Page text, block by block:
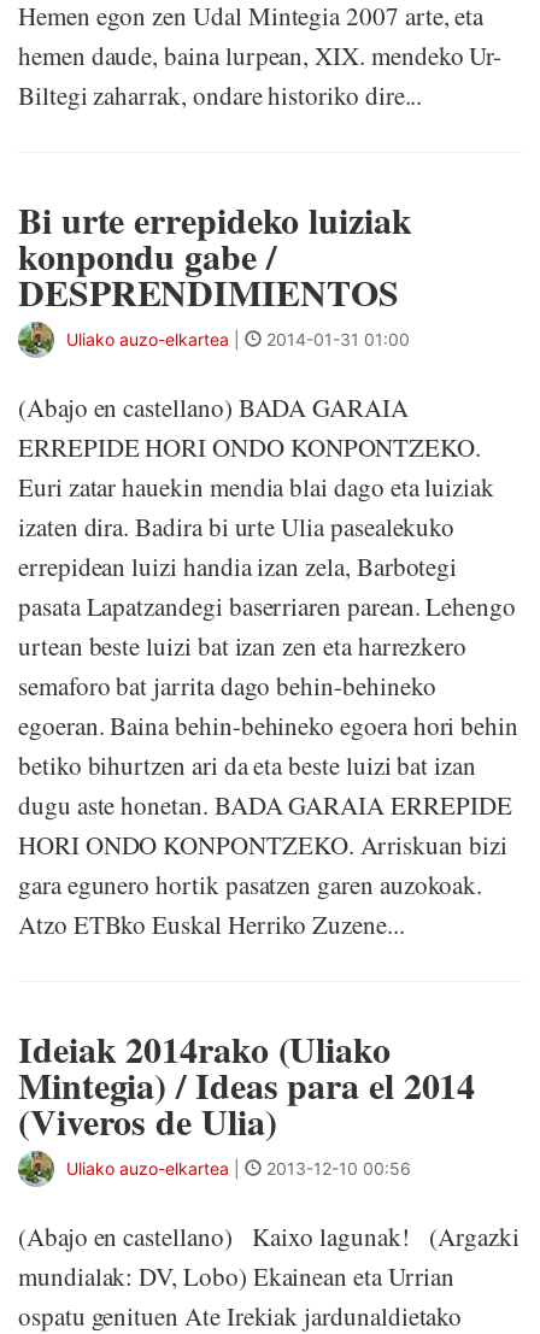
Hemen egon zen Udal Mintegia 2007 arte, eta
hemen daude, baina lurpean, XIX. mendeko Ur-
Biltegi zaharrak, ondare historiko dire...
Bi urte errepideko luiziak
konpondu gabe /
DESPRENDIMIENTOS
Uliako auzo-elkartea 2014-01-31 01:00
(Abajo en castellano) BADA GARAIA
ERREPIDE HORI ONDO KONPONTZEKO.
Euri zatar hauekin mendia blai dago eta luiziak
izaten dira. Badira bi urte Ulia pasealekuko
errepidean luizi handia izan zela, Barbotegi
pasata Lapatzandegi baserriaren parean. Lehengo
urtean beste luizi bat izan zen eta harrezkero
semaforo bat jarrita dago behin-behineko
egoeran. Baina behin-behineko egoera hori behin
betiko bihurtzen ari da eta beste luizi bat izan
dugu aste honetan. BADA GARAIA ERREPIDE
HORI ONDO KONPONTZEKO. Arriskuan bizi
gara egunero hortik pasatzen garen auzokoak.
Atzo ETBko Euskal Herriko Zuzene...
Ideiak 2014rako (Uliako
Mintegia) / Ideas para el 2014
(Viveros de Ulia)
Uliako auzo-elkartea 2013-12-10 00:56
(Abajo en castellano) Kaixo lagunak! (Argazki
mundialak: DV, Lobo) Ekainean eta Urrian
ospatu genituen Ate Irekiak jardunaldietako